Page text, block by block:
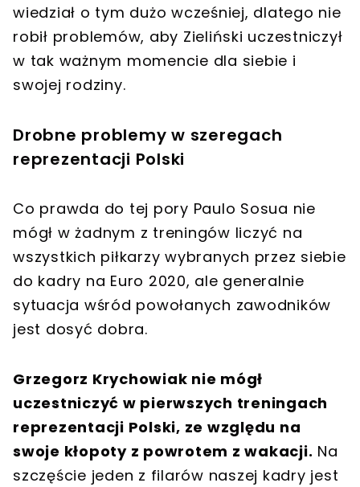
wiedział o tym dużo wcześniej, dlatego nie
robił problemów, aby Zieliński uczestniczył
w tak ważnym momencie dla siebie i
swojej rodziny.
Drobne problemy w szeregach
reprezentacji Polski
Co prawda do tej pory Paulo Sosua nie
mógł w żadnym z treningów liczyć na
wszystkich piłkarzy wybranych przez siebie
do kadry na Euro 2020, ale generalnie
sytuacja wśród powołanych zawodników
jest dosyć dobra.
Grzegorz Krychowiak nie mógł
uczestniczyć w pierwszych treningach
reprezentacji Polski, ze względu na
swoje kłopoty z powrotem z wakacji. Na
szczęście jeden z filarów naszej kadry jest